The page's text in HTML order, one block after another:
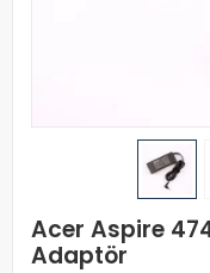
Acer Aspire
Adaptör